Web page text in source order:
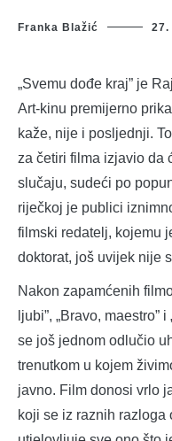
Franka Blažić 27.
„Svemu dođe kraj” je
Art-kinu premijerno
kaže, nije i posljednji.
za četiri filma izjavio da
slučaju, sudeći po
riječkoj je publici
filmski redatelj, kojemu
doktorat, još uvijek nije
Nakon zapamćenih
ljubi”, „Bravo, maestro”
se još jednom odlučio
trenutkom u kojem
javno. Film donosi vrlo
koji se iz raznih